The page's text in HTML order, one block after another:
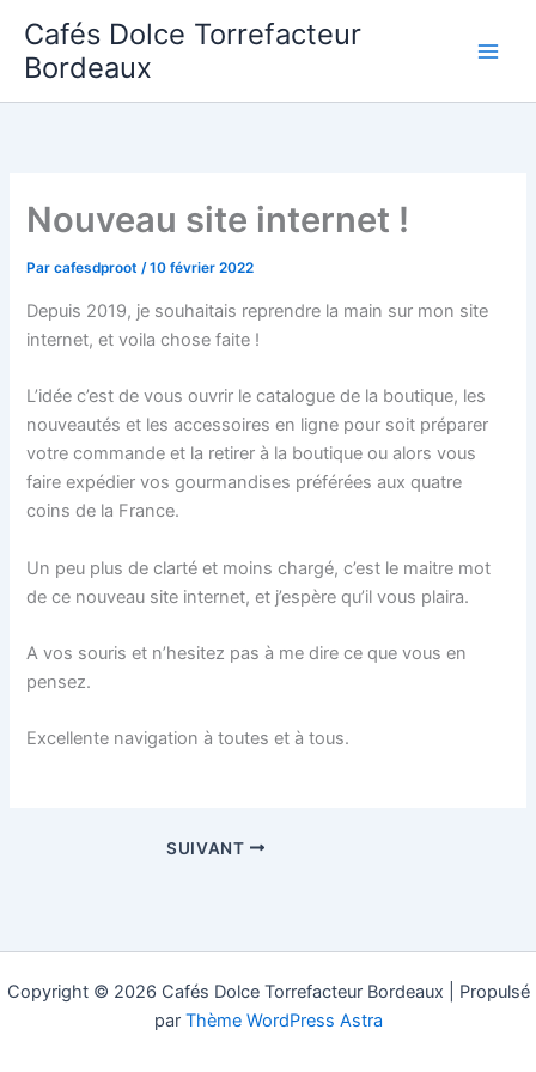
contenu
Cafés Dolce Torrefacteur
Bordeaux
Nouveau site internet !
Parcafesdproot/10 février 2022
Depuis 2019, je souhaitais reprendre la main sur mon site
internet, et voila chose faite !
L’idée c’est de vous ouvrir le catalogue de la boutique, les
nouveautés et les accessoires en ligne pour soit préparer
votre commande et la retirer à la boutique ou alors vous
faire expédier vos gourmandises préférées aux quatre
coins de la France.
Un peu plus de clarté et moins chargé, c’est le maitre mot
de ce nouveau site internet, et j’espère qu’il vous plaira.
A vos souris et n’hesitez pas à me dire ce que vous en
pensez.
Excellente navigation à toutes et à tous.
SUIVANT
Copyright © 2026 Cafés Dolce Torrefacteur Bordeaux | Propulsé
par Thème WordPress Astra